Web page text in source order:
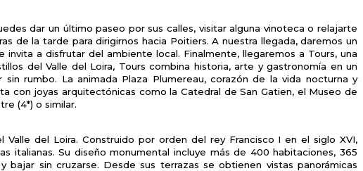
dar un último paseo por sus calles, visitar alguna vinoteca o relajarte
de la tarde para dirigirnos hacia Poitiers. A nuestra llegada, daremos un
a disfrutar del ambiente local. Finalmente, llegaremos a Tours, una
del Valle del Loira, Tours combina historia, arte y gastronomía en un
rumbo. La animada Plaza Plumereau, corazón de la vida nocturna y
con joyas arquitectónicas como la Catedral de San Gatien, el Museo de
(4*) o similar.
del Loira. Construido por orden del rey Francisco I en el siglo XVI,
italianas. Su diseño monumental incluye más de 400 habitaciones, 365
sin cruzarse. Desde sus terrazas se obtienen vistas panorámicas